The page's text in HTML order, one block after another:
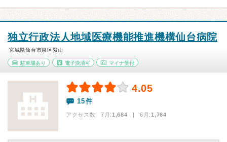
独立行政法人地域医療機能推進機構仙台病院
宮城県仙台市泉区紫山
駐車場あり 電子決済可 マイナ受付
4.05
15件
アクセス数 7月:1,684 | 6月:1,764